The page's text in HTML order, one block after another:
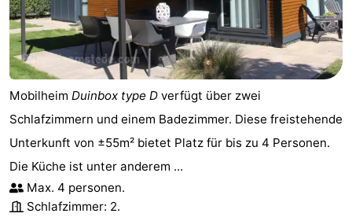
Mobilheim Duinbox type D verfügt über zwei
Schlafzimmern und einem Badezimmer. Diese freistehende
Unterkunft von ±55m² bietet Platz für bis zu 4 Personen.
Die Küche ist unter anderem ...
Max. 4 personen.
Schlafzimmer: 2.